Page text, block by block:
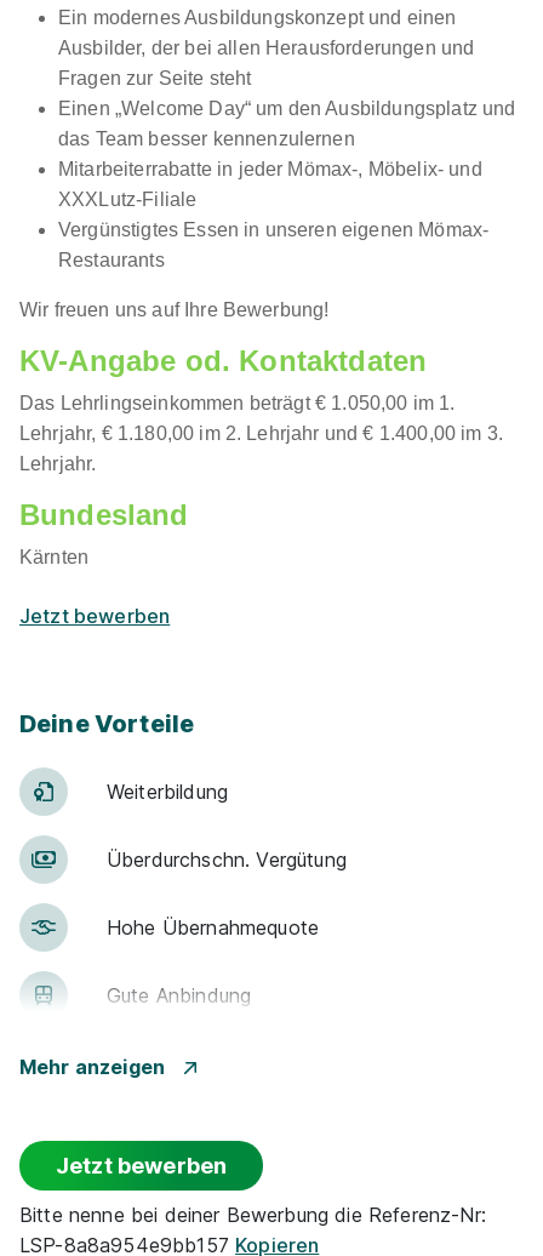
Ein modernes Ausbildungskonzept und einen
Ausbilder, der bei allen Herausforderungen und
Fragen zur Seite steht
Einen „Welcome Day“ um den Ausbildungsplatz und
das Team besser kennenzulernen
Mitarbeiterrabatte in jeder Mömax-, Möbelix- und
XXXLutz-Filiale
Vergünstigtes Essen in unseren eigenen Mömax-
Restaurants
Wir freuen uns auf Ihre Bewerbung!
KV-Angabe od. Kontaktdaten
Das Lehrlingseinkommen beträgt € 1.050,00 im 1.
Lehrjahr, € 1.180,00 im 2. Lehrjahr und € 1.400,00 im 3.
Lehrjahr.
Bundesland
Kärnten
Jetzt bewerben
Deine Vorteile
Weiter­bildung
Über­durch­schn. Ver­gü­tung
Hohe Über­nah­me­quote
Gute An­bin­dung
Kantine
(Optionaler) Auslandsaufenthalt
Mehr anzeigen
Jetzt bewerben
Bitte nenne bei deiner Bewerbung die Referenz-Nr:
LSP-8a8a954e9bb157 Kopieren